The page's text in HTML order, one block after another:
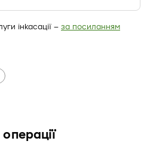
інкасації – за посиланням